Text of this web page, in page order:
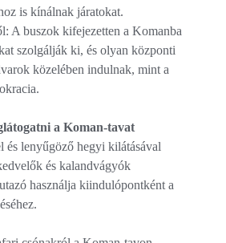
is kínálnak járatokat.
A buszok kifejezetten a Komanba
szolgálják ki, és olyan központi
közelében indulnak, mint a
a Koman-tavat
és lenyűgöző hegyi kilátásával
és kalandvágyók
használja kiindulópontként a